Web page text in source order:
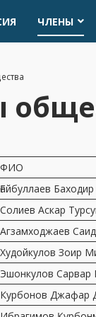
ЧЛЕНЫ
ФИО
Ғайбуллаев
Солиев Аскар
Агзамходжаев
Худойкулов Зоир
Эшонкулов Сарвар
Курбонов Джафар